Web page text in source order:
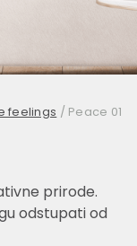
feelings / Peace 01
prirode.
odstupati od